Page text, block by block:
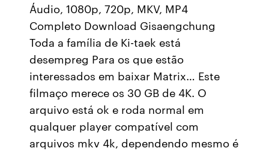
Áudio, 1080p, 720p, MKV, MP4
Completo Download Gisaengchung
Toda a família de Ki-taek está
desempreg Para os que estão
interessados em baixar Matrix… Este
filmaço merece os 30 GB de 4K. O
arquivo está ok e roda normal em
qualquer player compatível com
arquivos mkv 4k, dependendo mesmo é